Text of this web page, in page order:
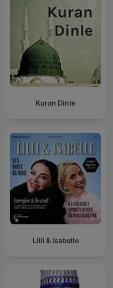
Kuran Dinle
Lilli & Isabelle